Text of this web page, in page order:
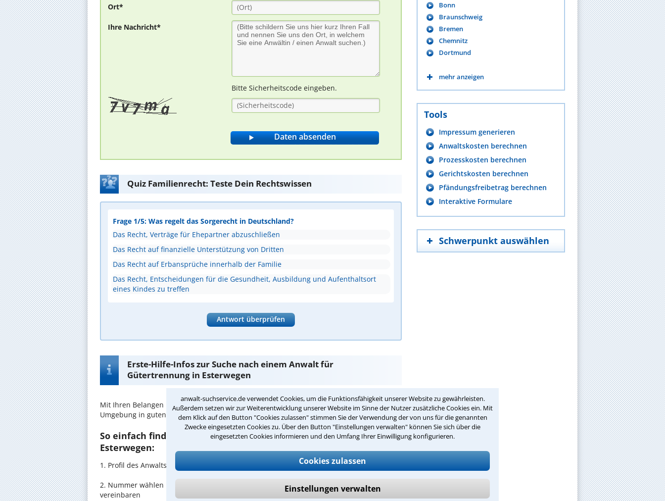
anwalt-suchservice.de verwendet Cookies, um die Funktionsfähigkeit unserer Website zu gewährleisten.
Außerdem setzen wir zur Weiterentwicklung unserer Website im Sinne der Nutzer zusätzliche Cookies ein. Mit
dem Klick auf den Button "Cookies zulassen" stimmen Sie der Verwendung der von uns für die genannten
Zwecke eingesetzten Cookies zu. Über den Button "Einstellungen verwalten" können Sie sich über die
eingesetzten Cookies informieren und den Umfang Ihrer Einwilligung konfigurieren.
Cookies zulassen
Einstellungen verwalten
Ort*
Ihre Nachricht*
Bitte Sicherheitscode eingeben.
Quiz Familienrecht: Teste Dein Rechtswissen
Frage 1/5: Was regelt das Sorgerecht in Deutschland?
Das Recht, Verträge für Ehepartner abzuschließen
Das Recht auf finanzielle Unterstützung von Dritten
Das Recht auf Erbansprüche innerhalb der Familie
Das Recht, Entscheidungen für die Gesundheit, Ausbildung und Aufenthaltsort
eines Kindes zu treffen
Antwort überprüfen
Erste-Hilfe-Infos zur Suche nach einem Anwalt für
Gütertrennung in Esterwegen
Mit Ihren Belangen im Gütertrennung
sind Sie bei unseren Anwälten aus Esterwegen und
Umgebung in guten Händen.
So einfach finden Sie den passenden Anwalt für Gütertrennung in
Esterwegen:
1. Profil des Anwalts für Gütertrennung in Ihrer Umgebung auswählen
2. Nummer wählen und direkt mit der Kanzlei in Esterwegen einen Beratungstermin
vereinbaren
Bonn
Braunschweig
Bremen
Chemnitz
Dortmund
mehr anzeigen
Tools
Impressum generieren
Anwaltskosten berechnen
Prozesskosten berechnen
Gerichtskosten berechnen
Pfändungsfreibetrag berechnen
Interaktive Formulare
Schwerpunkt auswählen